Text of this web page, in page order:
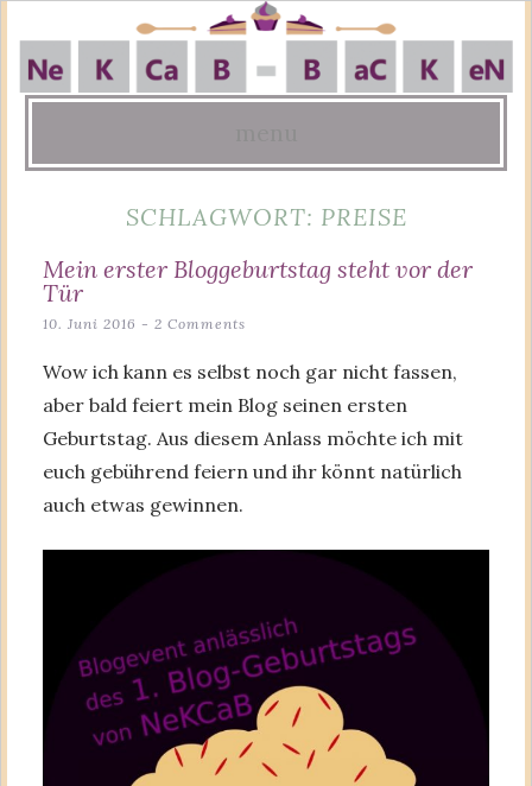
content
SCHLAGWORT: PREISE
Mein erster Bloggeburtstag steht vor der
Tür
10. Juni 2016 2 Comments
Wow ich kann es selbst noch gar nicht fassen,
aber bald feiert mein Blog seinen ersten
Geburtstag. Aus diesem Anlass möchte ich mit
euch gebührend feiern und ihr könnt natürlich
auch etwas gewinnen.